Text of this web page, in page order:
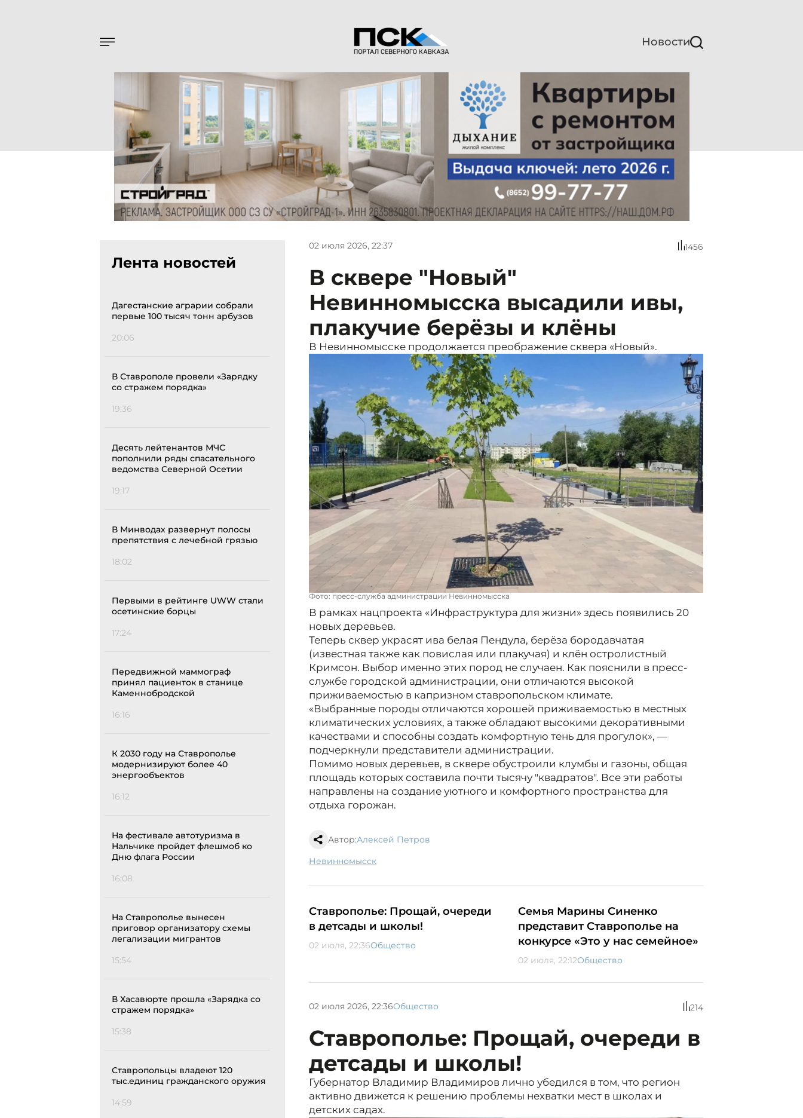
Новости
Лента новостей
Дагестанские аграрии собрали
первые 100 тысяч тонн арбузов
20:06
В Ставрополе провели «Зарядку
со стражем порядка»
19:36
Десять лейтенантов МЧС
пополнили ряды спасательного
ведомства Северной Осетии
19:17
В Минводах развернут полосы
препятствия с лечебной грязью
18:02
Первыми в рейтинге UWW стали
осетинские борцы
17:24
Передвижной маммограф
принял пациенток в станице
Каменнобродской
16:16
К 2030 году на Ставрополье
модернизируют более 40
энергообъектов
16:12
На фестивале автотуризма в
Нальчике пройдет флешмоб ко
Дню флага России
16:08
На Ставрополье вынесен
приговор организатору схемы
легализации мигрантов
15:54
В Хасавюрте прошла «Зарядка со
стражем порядка»
15:38
Ставропольцы владеют 120
тыс.единиц гражданского оружия
14:59
02 июля 2026, 22:37 1456
В сквере "Новый"
Невинномысска высадили ивы,
плакучие берёзы и клёны
В Невинномысске продолжается преображение сквера «Новый».
Фото: пресс-служба администрации Невинномысска
В рамках нацпроекта «Инфраструктура для жизни» здесь появились 20
новых деревьев.
Теперь сквер украсят ива белая Пендула, берёза бородавчатая
(известная также как повислая или плакучая) и клён остролистный
Кримсон. Выбор именно этих пород не случаен. Как пояснили в пресс-
службе городской администрации, они отличаются высокой
приживаемостью в капризном ставропольском климате.
«Выбранные породы отличаются хорошей приживаемостью в местных
климатических условиях, а также обладают высокими декоративными
качествами и способны создать комфортную тень для прогулок», —
подчеркнули представители администрации.
Помимо новых деревьев, в сквере обустроили клумбы и газоны, общая
площадь которых составила почти тысячу "квадратов". Все эти работы
направлены на создание уютного и комфортного пространства для
отдыха горожан.
Автор:Алексей Петров
Невинномысск
Ставрополье: Прощай, очереди
в детсады и школы!
02 июля, 22:36Общество
Семья Марины Синенко
представит Ставрополье на
конкурсе «Это у нас семейное»
02 июля, 22:12Общество
02 июля 2026, 22:36Общество 214
Ставрополье: Прощай, очереди в
детсады и школы!
Губернатор Владимир Владимиров лично убедился в том, что регион
активно движется к решению проблемы нехватки мест в школах и
детских садах.